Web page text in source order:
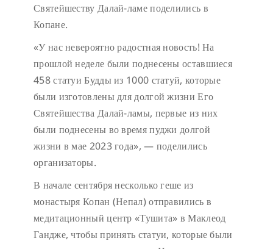
Святейшеству Далай-ламе поделились в
Копане.
«У нас невероятно радостная новость! На
прошлой неделе были поднесены оставшиеся
458 статуи Будды из 1000 статуй, которые
были изготовлены для долгой жизни Его
Святейшества Далай-ламы, первые из них
были поднесены во время пуджи долгой
жизни в мае 2023 года», — поделились
организаторы.
В начале сентября несколько геше из
монастыря Копан (Непал) отправились в
медитационный центр «Тушита» в Маклеод
Гандже, чтобы принять статуи, которые были